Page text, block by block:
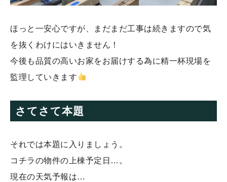
ほっと一安心ですが、まだまだ工事は続きますので気
を抜くわけにはいきません！
今後も品質の高いお家をお届けする為に精一杯現場を
監理していきます
さてさて本題
それでは本題に入りましょう。
コチラの物件の上棟予定日…。
現在の天気予報は…